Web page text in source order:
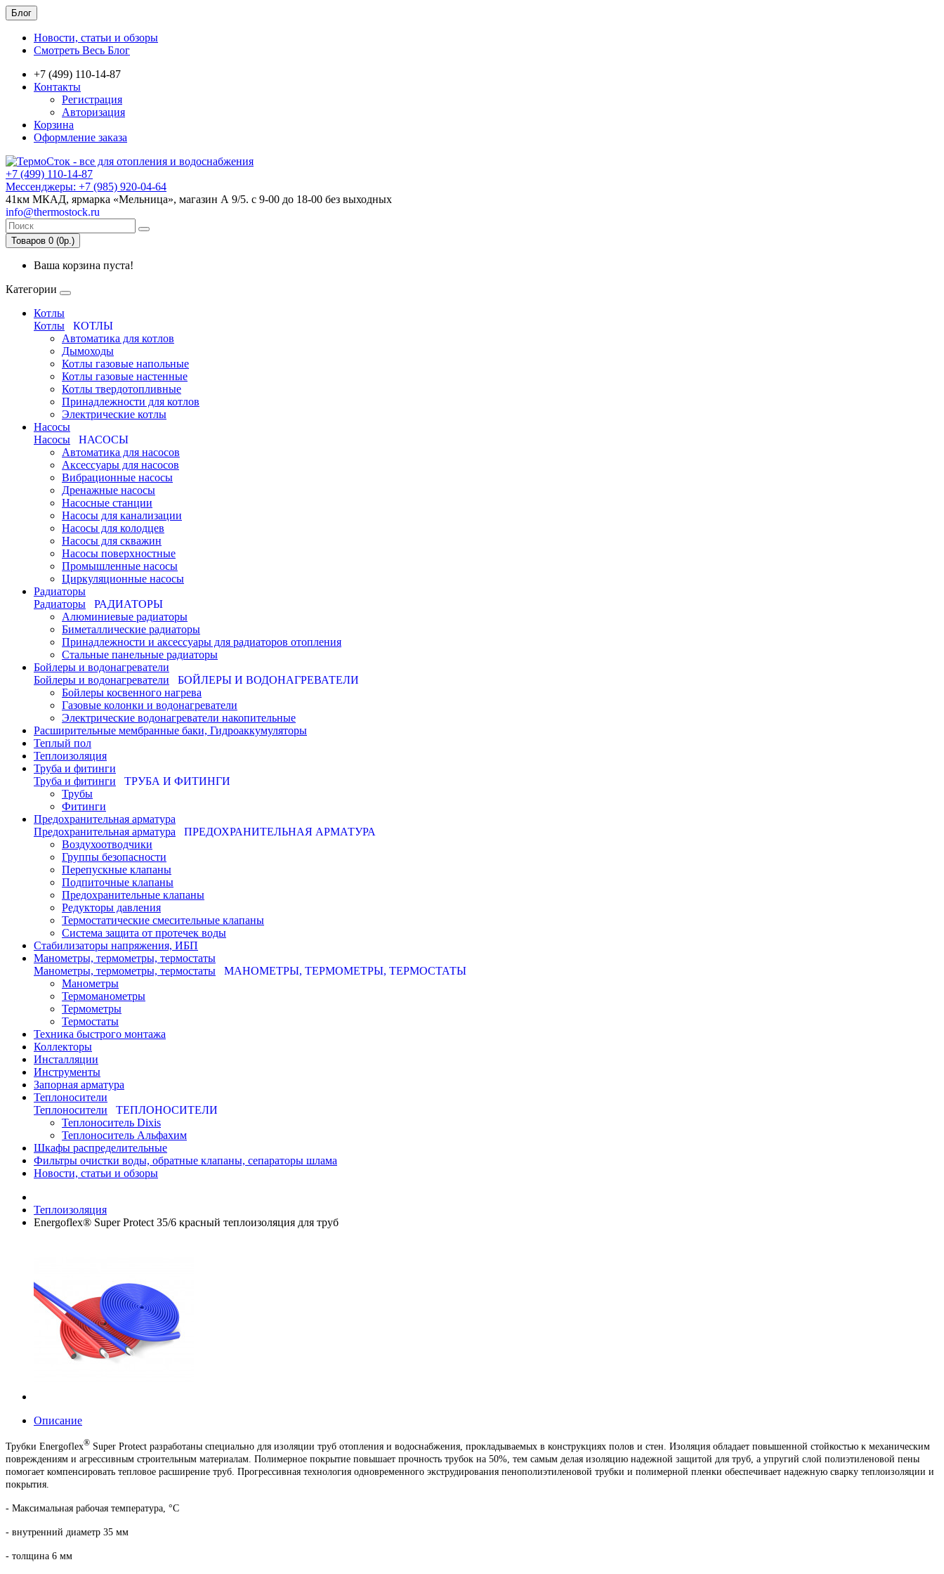
Блог
Новости, статьи и обзоры
Смотреть Весь Блог
+7 (499) 110-14-87
Контакты
Регистрация
Авторизация
Корзина
Оформление заказа
+7 (499) 110-14-87
Мессенджеры: +7 (985) 920-04-64
41км МКАД, ярмарка «Мельница», магазин А 9/5. с 9-00 до 18-00 без выходных
info@thermostock.ru
Товаров 0 (0р.)
Ваша корзина пуста!
Категории
Котлы
Котлы
КОТЛЫ
Автоматика для котлов
Дымоходы
Котлы газовые напольные
Котлы газовые настенные
Котлы твердотопливные
Принадлежности для котлов
Электрические котлы
Насосы
Насосы
НАСОСЫ
Автоматика для насосов
Аксессуары для насосов
Вибрационные насосы
Дренажные насосы
Насосные станции
Насосы для канализации
Насосы для колодцев
Насосы для скважин
Насосы поверхностные
Промышленные насосы
Циркуляционные насосы
Радиаторы
Радиаторы
РАДИАТОРЫ
Алюминиевые радиаторы
Биметаллические радиаторы
Принадлежности и аксессуары для радиаторов отопления
Стальные панельные радиаторы
Бойлеры и водонагреватели
Бойлеры и водонагреватели
БОЙЛЕРЫ И ВОДОНАГРЕВАТЕЛИ
Бойлеры косвенного нагрева
Газовые колонки и водонагреватели
Электрические водонагреватели накопительные
Расширительные мембранные баки, Гидроаккумуляторы
Теплый пол
Теплоизоляция
Труба и фитинги
Труба и фитинги
ТРУБА И ФИТИНГИ
Трубы
Фитинги
Предохранительная арматура
Предохранительная арматура
ПРЕДОХРАНИТЕЛЬНАЯ АРМАТУРА
Воздухоотводчики
Группы безопасности
Перепускные клапаны
Подпиточные клапаны
Предохранительные клапаны
Редукторы давления
Термостатические смесительные клапаны
Система защита от протечек воды
Стабилизаторы напряжения, ИБП
Манометры, термометры, термостаты
Манометры, термометры, термостаты
МАНОМЕТРЫ, ТЕРМОМЕТРЫ, ТЕРМОСТАТЫ
Манометры
Термоманометры
Термометры
Термостаты
Техника быстрого монтажа
Коллекторы
Инсталляции
Инструменты
Запорная арматура
Теплоносители
Теплоносители
ТЕПЛОНОСИТЕЛИ
Теплоноситель Dixis
Теплоноситель Альфахим
Шкафы распределительные
Фильтры очистки воды, обратные клапаны, сепараторы шлама
Новости, статьи и обзоры
Теплоизоляция
Energoflex® Super Protect 35/6 красный теплоизоляция для труб
Описание
Трубки Energoflex® Super Protect разработаны специально для изоляции труб отопления и водоснабжения, прокладываемых в конструкциях полов и стен. Изоляция обладает повышенной стойкостью к механическим
повреждениям и агрессивным строительным материалам. Полимерное покрытие повышает прочность трубок на 50%, тем самым делая изоляцию надежной защитой для труб, а упругий слой полиэтиленовой пены
помогает компенсировать тепловое расширение труб. Прогрессивная технология одновременного экструдирования пенополиэтиленовой трубки и полимерной пленки обеспечивает надежную сварку теплоизоляции и
покрытия.
- Максимальная рабочая температура, °С
- внутренний диаметр 35 мм
- толщина 6 мм